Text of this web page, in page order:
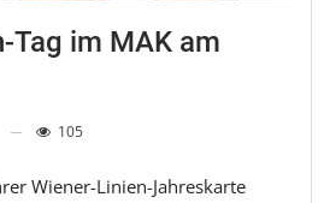
Tag im MAK am
105
Wiener-Linien-Jahreskarte